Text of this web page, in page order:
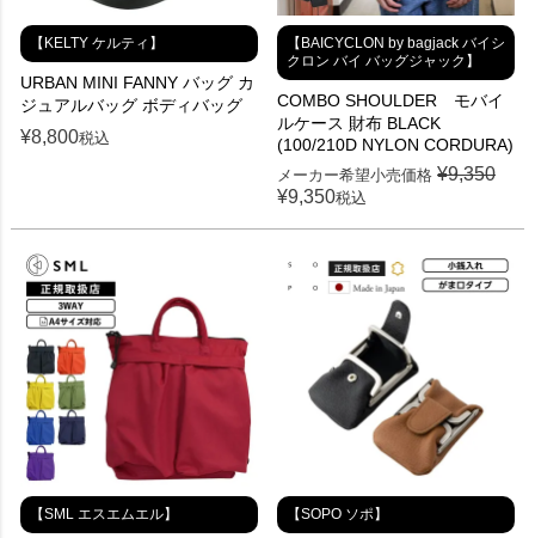
【KELTY ケルティ】
URBAN MINI FANNY バッグ カ
ジュアルバッグ ボディバッグ
¥8,800税込
【BAICYCLON by bagjack バイシ
クロン バイ バッグジャック】
COMBO SHOULDER モバイ
ルケース 財布 BLACK
(100/210D NYLON CORDURA)
メーカー希望小売価格 ¥9,350
¥9,350税込
【SML エスエムエル】 【SOPO ソポ】